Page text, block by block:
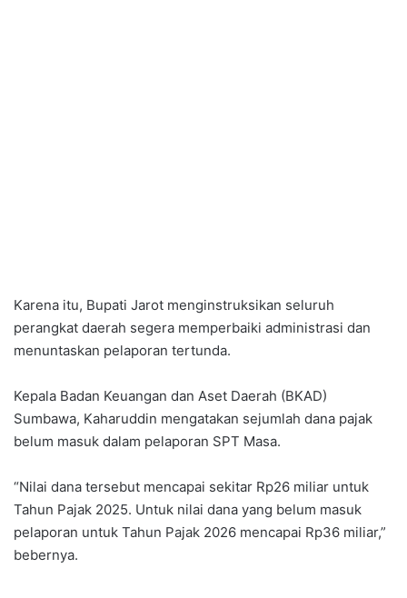
Karena itu, Bupati Jarot menginstruksikan seluruh
perangkat daerah segera memperbaiki administrasi dan
menuntaskan pelaporan tertunda.
Kepala Badan Keuangan dan Aset Daerah (BKAD)
Sumbawa, Kaharuddin mengatakan sejumlah dana pajak
belum masuk dalam pelaporan SPT Masa.
“Nilai dana tersebut mencapai sekitar Rp26 miliar untuk
Tahun Pajak 2025. Untuk nilai dana yang belum masuk
pelaporan untuk Tahun Pajak 2026 mencapai Rp36 miliar,”
bebernya.